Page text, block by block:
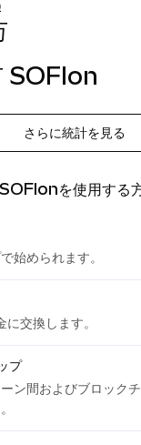
SOFIon
さらに統計を見る
を使用する
始められます。
に交換します。
プ
ン間およびブロック